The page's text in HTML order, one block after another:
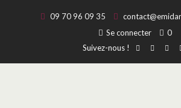
09 70 96 09 35
Se connecter
0
Suivez-nous !